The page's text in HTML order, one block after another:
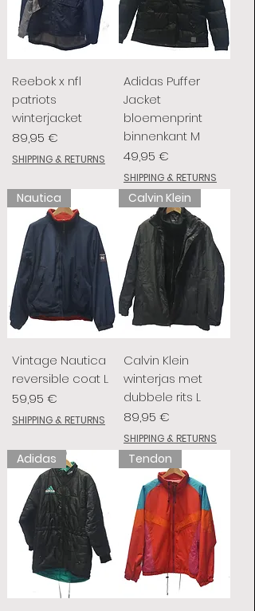
Reebok x nfl
patriots
winterjacket
Prix
89,95 €
SHIPPING & RETURNS
Adidas Puffer
Jacket
bloemenprint
binnenkant M
Prix
49,95 €
SHIPPING & RETURNS
Nautica
Vintage Nautica
reversible coat L
Prix
59,95 €
SHIPPING & RETURNS
Calvin Klein
Calvin Klein
winterjas met
dubbele rits L
Prix
89,95 €
SHIPPING & RETURNS
Adidas Tendon